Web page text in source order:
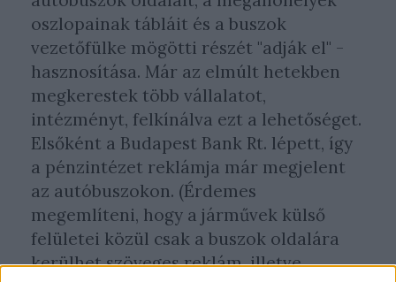
oszlopainak tábláit és a buszok
vezetőfülke mögötti részét "adják el" -
hasznosítása. Már az elmúlt hetekben
megkerestek több vállalatot,
intézményt, felkínálva ezt a lehetőséget.
Elsőként a Budapest Bank Rt. lépett, így
a pénzintézet reklámja már megjelent
az autóbuszokon. (Érdemes
megemlíteni, hogy a járművek külső
felületei közül csak a buszok oldalára
kerülhet szöveges reklám, illetve